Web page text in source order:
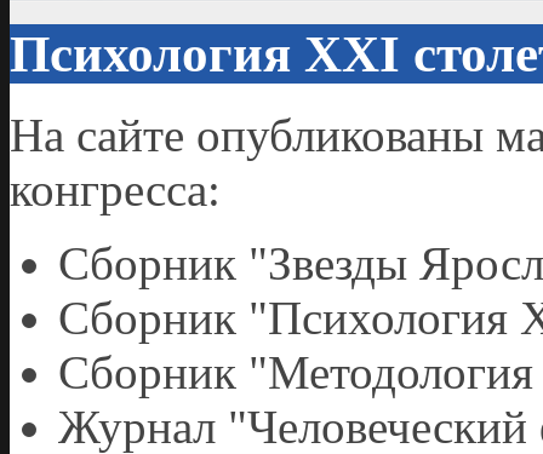
Психология XXI
На сайте опубликованы
конгресса:
Сборник "Звезды
Сборник "Психология
Сборник
Журнал "Человеческий